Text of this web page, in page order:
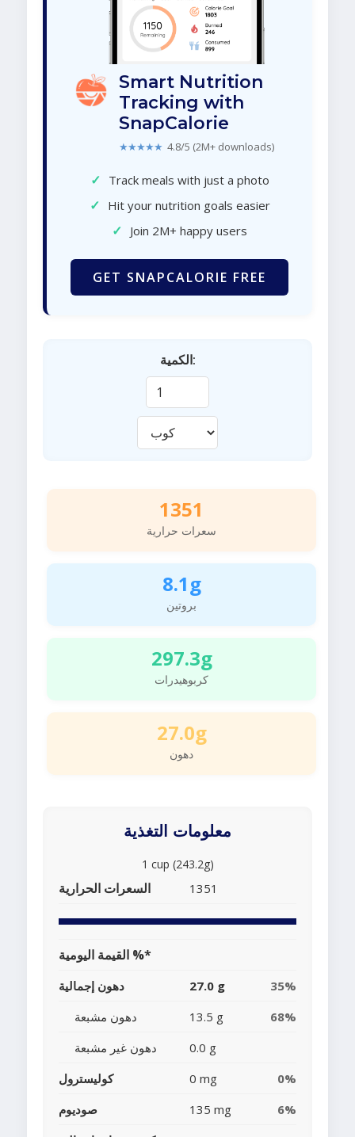
Smart Nutrition
Tracking with
SnapCalorie
★★★★★ 4.8/5 (2M+ downloads)
✓ Track meals with just a photo
✓ Hit your nutrition goals easier
✓ Join 2M+ happy users
GET SNAPCALORIE FREE
الكمية:
1351
سعرات حرارية
8.1g
بروتين
297.3g
كربوهيدرات
27.0g
دهون
معلومات التغذية
1 cup (243.2g)
السعرات الحرارية 1351
القيمة اليومية %*
دهون إجمالية 27.0 g
35%
دهون مشبعة
13.5 g
68%
دهون غير مشبعة
0.0 g
كوليسترول
0 mg
0%
صوديوم
135 mg
6%